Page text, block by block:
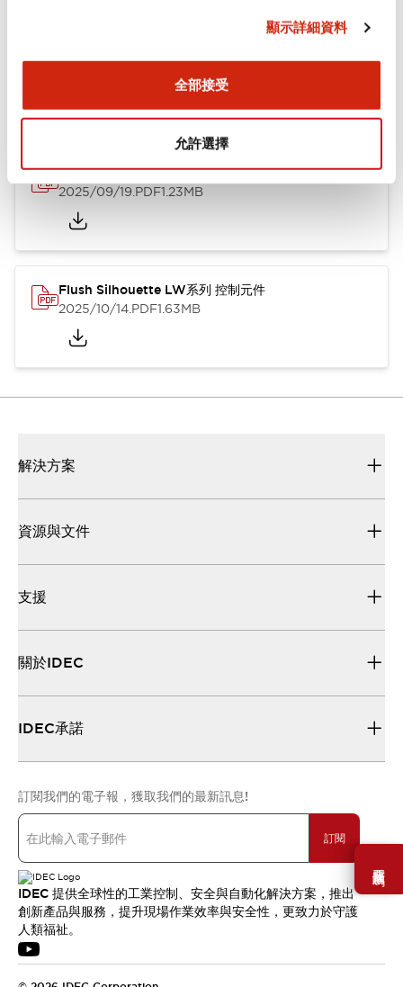
顯示詳細資料
全部接受
允許選擇
需要幫助嗎？
Flush Silhouette LW系列 控制元件 (英文版)
2025/09/19.PDF1.23MB
Flush Silhouette LW系列 控制元件
2025/10/14.PDF1.63MB
解決方案
資源與文件
支援
關於IDEC
IDEC承諾
訂閱我們的電子報，獲取我們的最新訊息!
訂閱
IDEC 提供全球性的工業控制、安全與自動化解決方案，推出
創新產品與服務，提升現場作業效率與安全性，更致力於守護
人類福祉。